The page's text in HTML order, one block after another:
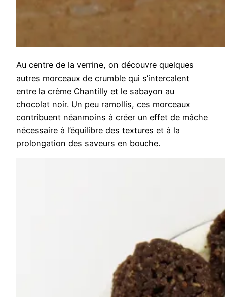
Au centre de la verrine, on découvre quelques
autres morceaux de crumble qui s’intercalent
entre la crème Chantilly et le sabayon au
chocolat noir. Un peu ramollis, ces morceaux
contribuent néanmoins à créer un effet de mâche
nécessaire à l’équilibre des textures et à la
prolongation des saveurs en bouche.